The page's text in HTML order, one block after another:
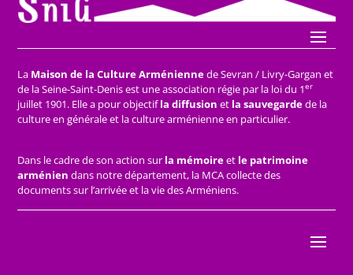
La Maison de la Culture Arméniennede Sevran / Livry-Gargan et
de la Seine-Saint-Denis est une association régie par la loi du 1er
juillet 1901. Elle a pour objectifla diffusion et la sauvegardede la
culture en générale et la culture arménienne en particulier.
Dans le cadre de son action sur la mémoireet le patrimoine
arménien dans notre département, la MCA collecte des
documents sur l’arrivée et la vie des Arméniens.